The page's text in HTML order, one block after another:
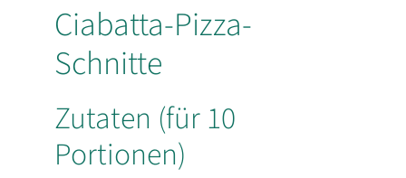
Ciabatta-Pizza-
Schnitte
Zutaten (für 10
Portionen)